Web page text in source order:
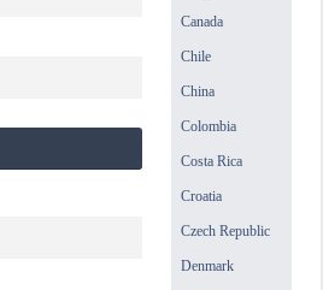
Canada
Chile
China
Colombia
Costa Rica
Croatia
Czech Republic
Denmark